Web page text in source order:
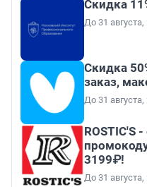
Скидка
До 31 августа,
Скидка
заказ,
До 31 августа,
ROSTIC'S
3199₽!
До 31 августа,